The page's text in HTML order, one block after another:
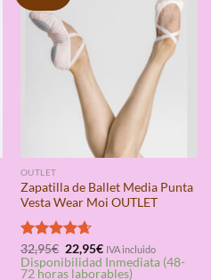
OUTLET
Zapatilla de Ballet Media Punta
Vesta Wear Moi OUTLET
Valorado
con4.67
32,95€ El
precio
original
22,95€El
precio
actual
IVA incluido
Disponibilidad Inmediata (48-
72 horas laborables)